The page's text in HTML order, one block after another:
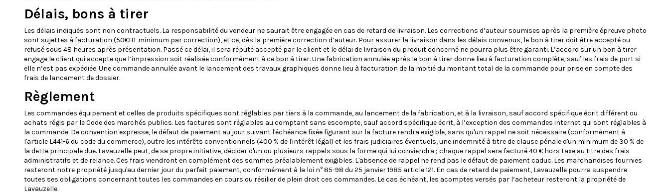
Délais, bons à tirer
Les délais indiqués sont non contractuels. La responsabilité du vendeur ne saurait être engagée en cas de retard de livraison. Les corrections d’auteur soumises après la première épreuve photo
sont sujettes à facturation (50€HT minimum par correction), et ce, dès la première correction d’auteur. Pour assurer la livraison dans les délais convenus, le bon à tirer doit être accepté ou
refusé sous 48 heures après présentation. Passé ce délai, il sera réputé accepté par le client et le délai de livraison du produit concerné ne pourra plus être garanti. L’accord sur un bon à tirer
engage le client qui accepte que l’impression soit réalisée conformément à ce bon à tirer. Une fabrication annulée après le bon à tirer donne lieu à facturation complète, sauf les frais de port si
elle n’est pas expédiée. Une commande annulée avant le lancement des travaux graphiques donne lieu à facturation de la moitié du montant total de la commande pour prise en compte des
frais de lancement de dossier.
Règlement
Les commandes équipement et celles de produits spécifiques sont réglables par tiers à la commande, au lancement de la fabrication, et à la livraison, sauf accord spécifique écrit différent ou
achats régis par le Code des marchés publics. Les factures sont réglables au comptant sans escompte, sauf accord spécifique écrit, à l’exception des commandes internet qui sont réglables à
la commande. De convention expresse, le défaut de paiement au jour suivant l'échéance fixée figurant sur la facture rendra exigible, sans qu'un rappel ne soit nécessaire (conformément à
l'article L441-6 du code du commerce), outre les intérêts conventionnels (400 % de l'intérêt légal) et les frais judiciaires éventuels, une indemnité à titre de clause pénale d'un minimum de 30 % de
la dette principale due. Lavauzelle peut, de sa propre initiative, décider d'un ou plusieurs rappels sous la forme qui lui conviendra ; chaque rappel sera facturé 40 € hors taxe au titre des frais
administratifs et de relance. Ces frais viendront en complément des sommes préalablement exigibles. L'absence de rappel ne rend pas le défaut de paiement caduc. Les marchandises fournies
resteront notre propriété jusqu'au dernier jour du parfait paiement, conformément à la loi n° 85-98 du 25 janvier 1985 article 121. En cas de retard de paiement, Lavauzelle pourra suspendre
toutes ses obligations concernant toutes les commandes en cours ou résilier de plein droit ces commandes. Le cas échéant, les acomptes versés par l’acheteur resteront la propriété de
Lavauzelle.